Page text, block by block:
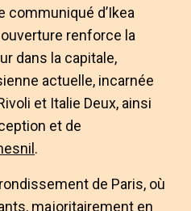
communiqué d’Ikea
renforce la
dans la capitale,
actuelle, incarnée
et Italie Deux, ainsi
et de
.
de Paris, où
majoritairement en